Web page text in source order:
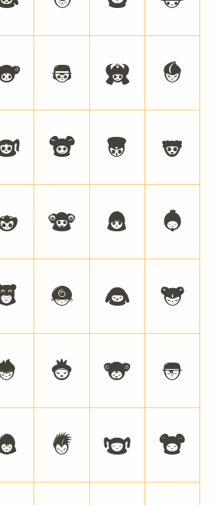
M N O
S T U
Y Z a
e f g
k l m
q r s